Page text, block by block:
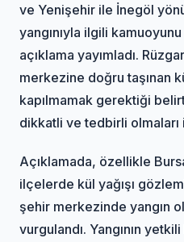
ve Yenişehir ile İnegöl
yangınıyla ilgili
açıklama yayımladı.
merkezine doğru taşınan
kapılmamak gerektiği
dikkatli ve tedbirli olmaları
Açıklamada, özellikle
ilçelerde kül yağışı
şehir merkezinde yangın
vurgulandı. Yangının